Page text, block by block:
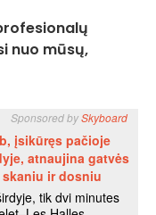
nuo mūsų,